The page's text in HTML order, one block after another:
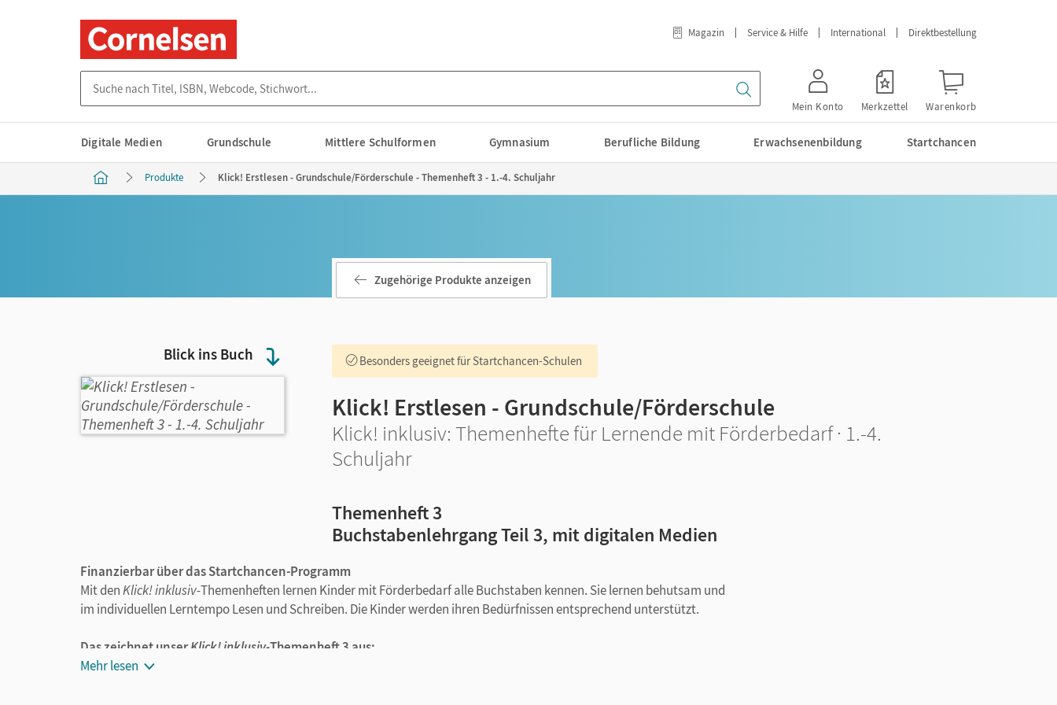
Magazin Service & Hilfe International Direktbestellung
Mein Konto Merkzettel Warenkorb
Digitale Medien Grundschule Mittlere Schulformen Gymnasium Berufliche Bildung Erwachsenenbildung Startchancen
Produkte Klick! Erstlesen - Grundschule/Förderschule - Themenheft 3 - 1.-4. Schuljahr
Blick ins Buch
Zugehörige Produkte anzeigen
Besonders geeignet für Startchancen-Schulen
Klick! Erstlesen - Grundschule/Förderschule
Klick! inklusiv: Themenhefte für Lernende mit Förderbedarf · 1.-4.
Schuljahr
Themenheft 3
Buchstabenlehrgang Teil 3, mit digitalen Medien
Finanzierbar über das Startchancen-Programm
Mit denKlick! inklusiv-Themenheften lernen Kinder mit Förderbedarf alle Buchstaben kennen. Sie lernen behutsam und
im individuellen Lerntempo Lesen und Schreiben. Die Kinder werden ihren Bedürfnissen entsprechend unterstützt.
Das zeichnet unserKlick! inklusiv-Themenheft 3 aus:
Mehr lesen